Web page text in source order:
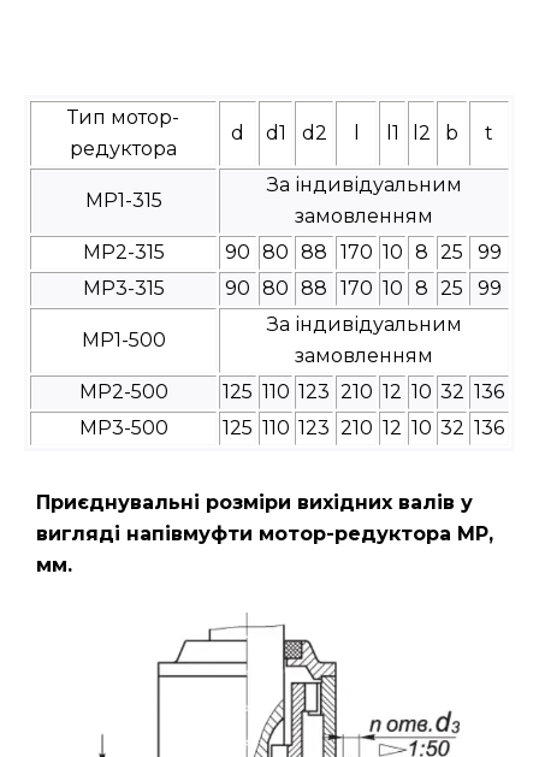
Тип мотор-
редуктора
d d1 d2 l1 l2 b t
МР1-315
За індивідуальним
замовленням
МР2-315
90 80 88 170 10 8 25
99
МР3-315
90 80 88 170 10 8 25 99
МР1-500
За індивідуальним
замовленням
МР2-500
125 110 123 210 12 10 32 136
МР3-500
125 110 123 210 12 10 32 136
Приєднувальні розміри вихідних валів у
вигляді напівмуфти мотор-редуктора МР,
мм.